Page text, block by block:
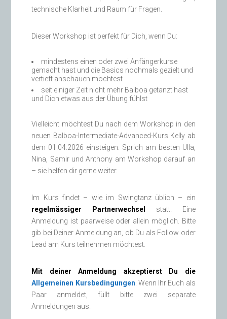
technische Klarheit und Raum für Fragen.
Dieser Workshop ist perfekt für Dich, wenn Du:
mindestens einen oder zwei Anfängerkurse
gemacht hast und die Basics nochmals gezielt und
vertieft anschauen möchtest
seit einiger Zeit nicht mehr Balboa getanzt hast
und Dich etwas aus der Übung fühlst
Vielleicht möchtest Du nach dem Workshop in den
neuen Balboa-Intermediate-Advanced-Kurs Kelly ab
dem 01.04.2026 einsteigen. Sprich am besten Ulla,
Nina, Samir und Anthony am Workshop darauf an
– sie helfen dir gerne weiter.
Im Kurs findet – wie im Swingtanz üblich – ein
regelmässiger Partnerwechsel
statt. Eine
Anmeldung ist paarweise oder allein möglich. Bitte
gib bei Deiner Anmeldung an, ob Du als Follow oder
Lead am Kurs teilnehmen möchtest.
Mit deiner Anmeldung akzeptierst Du die
Allgemeinen Kursbedingungen . Wenn Ihr Euch als
Paar anmeldet, füllt bitte zwei separate
Anmeldungen aus.